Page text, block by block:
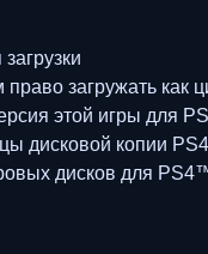
право загружать
этой игры для
дисковой копии
дисков для